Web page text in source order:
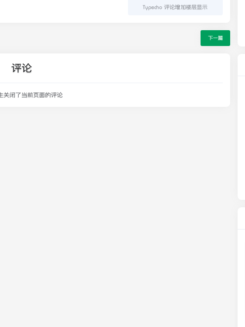
Typecho 评论增加楼层显示
下一篇
评论
关闭了当前页面的评论